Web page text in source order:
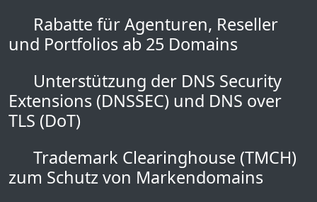
Rabatte für Agenturen, Reseller
und Portfolios ab 25 Domains
Unterstützung der DNS Security
Extensions (DNSSEC) und DNS over
TLS (DoT)
Trademark Clearinghouse (TMCH)
zum Schutz von Markendomains